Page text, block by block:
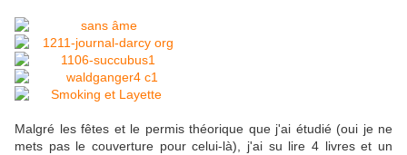
Malgré les fêtes et le permis théorique que j'ai étudié (oui je ne
mets pas le couverture pour celui-là), j'ai su lire 4 livres et un